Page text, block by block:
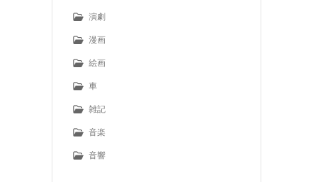
演劇
漫画
絵画
車
雑記
音楽
音響